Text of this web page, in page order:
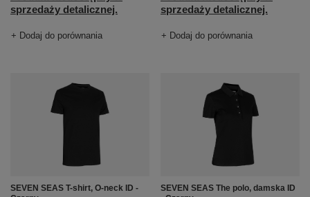
sprzedaży detalicznej.
+ Dodaj do porównania
sprzedaży detalicznej.
+ Dodaj do porównania
SEVEN SEAS T-shirt, O-neck ID -
SEVEN SEAS The polo, damska ID